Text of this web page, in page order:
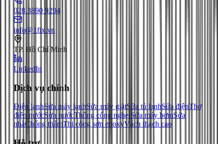
028 3890 9294
info@1fix.vn
TP. Hồ Chí Minh
LinkedIn
Dịch vụ chính
Điện lạnhSửa máy lạnhSửa máy giặtSửa tủ lạnhSửa điệnThợ
điện nướcSửa nướcThông cống nghẹtSửa máy bơmSửa
nhàChống thấmThi công sơn epoxyVách thạch cao